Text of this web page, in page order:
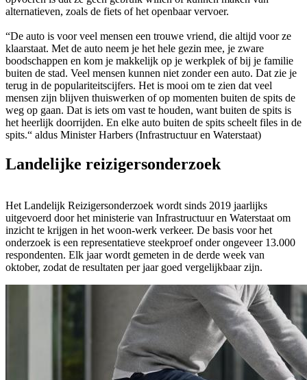
alternatieven, zoals de fiets of het openbaar vervoer.
“De auto is voor veel mensen een trouwe vriend, die altijd voor ze
klaarstaat. Met de auto neem je het hele gezin mee, je zware
boodschappen en kom je makkelijk op je werkplek of bij je familie
buiten de stad. Veel mensen kunnen niet zonder een auto. Dat zie je
terug in de populariteitscijfers. Het is mooi om te zien dat veel
mensen zijn blijven thuiswerken of op momenten buiten de spits de
weg op gaan. Dat is iets om vast te houden, want buiten de spits is
het heerlijk doorrijden. En elke auto buiten de spits scheelt files in de
spits.“ aldus Minister Harbers (Infrastructuur en Waterstaat)
Landelijke reizigersonderzoek
Het Landelijk Reizigersonderzoek wordt sinds 2019 jaarlijks
uitgevoerd door het ministerie van Infrastructuur en Waterstaat om
inzicht te krijgen in het woon-werk verkeer. De basis voor het
onderzoek is een representatieve steekproef onder ongeveer 13.000
respondenten. Elk jaar wordt gemeten in de derde week van
oktober, zodat de resultaten per jaar goed vergelijkbaar zijn.